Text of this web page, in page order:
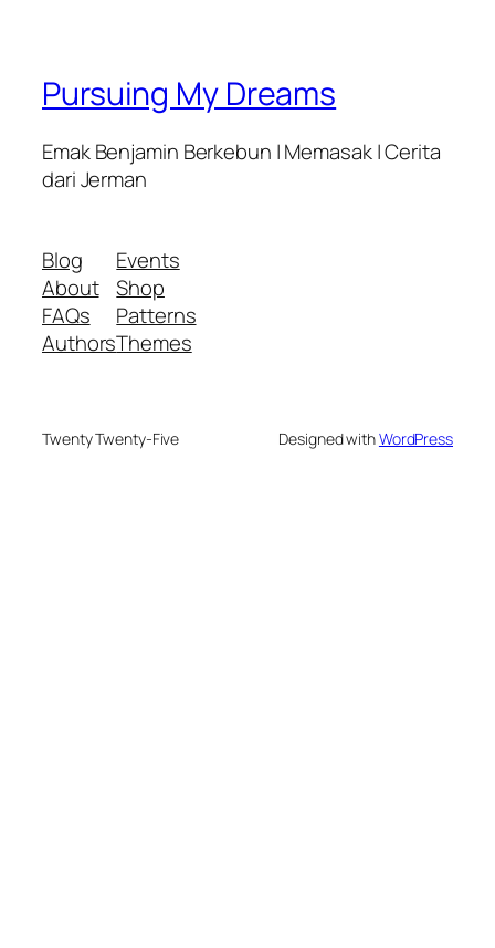
Pursuing My Dreams
Emak Benjamin Berkebun | Memasak | Cerita
dari Jerman
Blog
About
FAQs
Authors
Events
Shop
Patterns
Themes
Twenty Twenty-Five Designed withWordPress